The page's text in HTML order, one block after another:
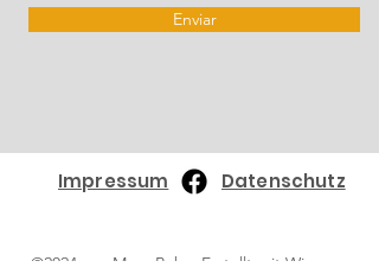
Enviar
Impressum Datenschutz
©2024 von Maru Baby. Erstellt mit Wix.com